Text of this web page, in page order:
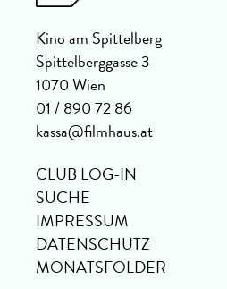
Kino am Spittelberg
Spittelberggasse 3
1070 Wien
01 / 890 72 86
kassa@filmhaus.at
CLUB LOG-IN
SUCHE
IMPRESSUM
DATENSCHUTZ
MONATSFOLDER